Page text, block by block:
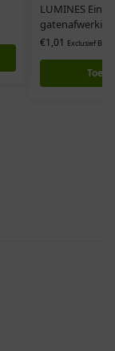
LUMINES
€1,01 Exclusief BTW